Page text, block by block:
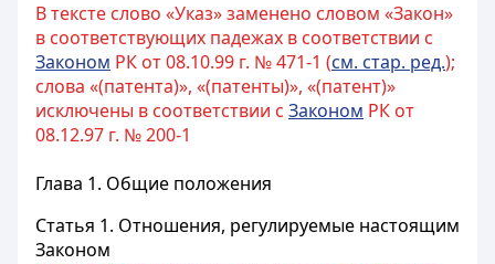
В тексте слово «Указ» заменено словом «Закон»
в соответствующих падежах в соответствии с
Законом РК от 08.10.99 г. № 471-1 (см. стар. ред.);
слова «(патента)», «(патенты)», «(патент)»
исключены в соответствии с Законом РК от
08.12.97 г. № 200-1
Глава 1. Общие положения
Статья 1. Отношения, регулируемые настоящим
Законом